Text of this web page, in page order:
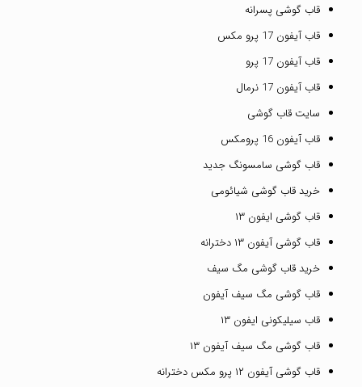
قاب گوشی پسرانه
قاب آیفون 17 پرو مکس
قاب آیفون 17 پرو
قاب آیفون 17 نرمال
سایت قاب گوشی
قاب آیفون 16 پرومکس
قاب گوشی سامسونگ جدید
خرید قاب گوشی شیائومی
قاب گوشی ایفون ۱۳
قاب گوشی آیفون ۱۳ دخترانه
خرید قاب گوشی مگ سیف
قاب گوشی مگ سیف آیفون
قاب سیلیکونی ایفون ۱۳
قاب گوشی مگ سیف آیفون ۱۳
قاب گوشی آیفون ۱۲ پرو مکس دخترانه